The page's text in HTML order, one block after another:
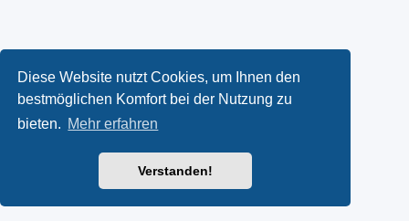
Diese Website nutzt Cookies, um Ihnen den
bestmöglichen Komfort bei der Nutzung zu
bieten. Mehr erfahren
Verstanden!